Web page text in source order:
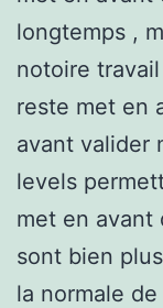
longtemps ,
notoire
reste met en
avant valider
levels
met en avant
sont bien
la normale